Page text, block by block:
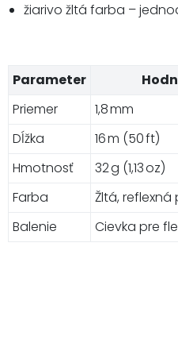
žiarivo žltá farba –
Parameter
Priemer
1,8 mm
Dĺžka
16 m (50 ft)
Hmotnosť
32 g (1,13 oz)
Farba
Žltá, reflexná
Balenie
Cievka pre